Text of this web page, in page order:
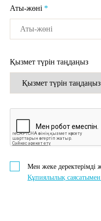
Аты-жөні *
Қызмет түрін таңдаңыз
Мен жеке деректерімді
Құпиялылық